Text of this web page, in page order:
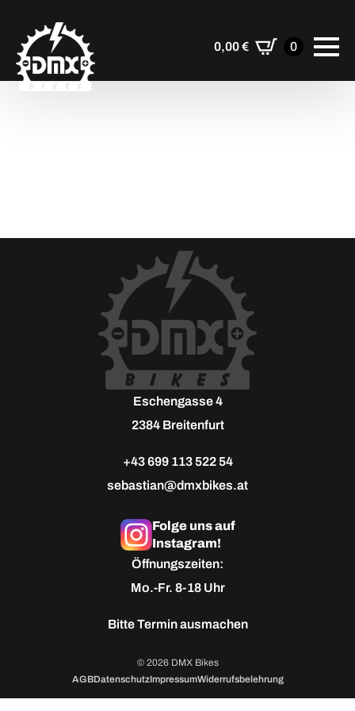
0,00€ 0
Eschengasse 4
2384 Breitenfurt
+43 699 113 522 54
sebastian@dmxbikes.at
Folge uns auf
Instagram!
Öffnungszeiten:
Mo.-Fr. 8-18 Uhr
BitteTermin ausmachen
© 2026 DMX Bikes
AGBDatenschutzImpressumWiderrufsbelehrung